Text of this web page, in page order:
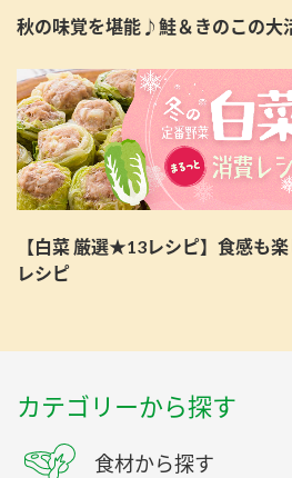
秋の味覚を堪能♪鮭＆きのこの大
【白菜 厳選★13レシピ】食感も
レシピ
カテゴリーから探す
食材から探す